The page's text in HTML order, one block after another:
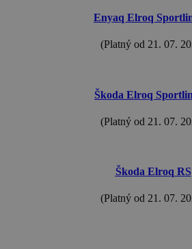
Enyaq Elroq
(Platný od 21. 07.
Škoda Elroq
(Platný od 21. 07.
Škoda Elroq RS
(Platný od 21. 07.